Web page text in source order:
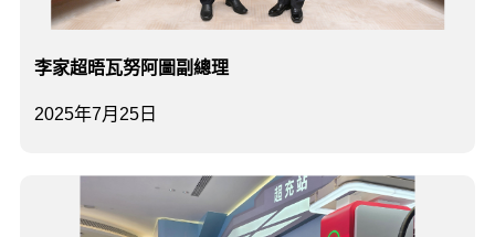
2025年7月25日
李家超晤瓦努阿圖副總理